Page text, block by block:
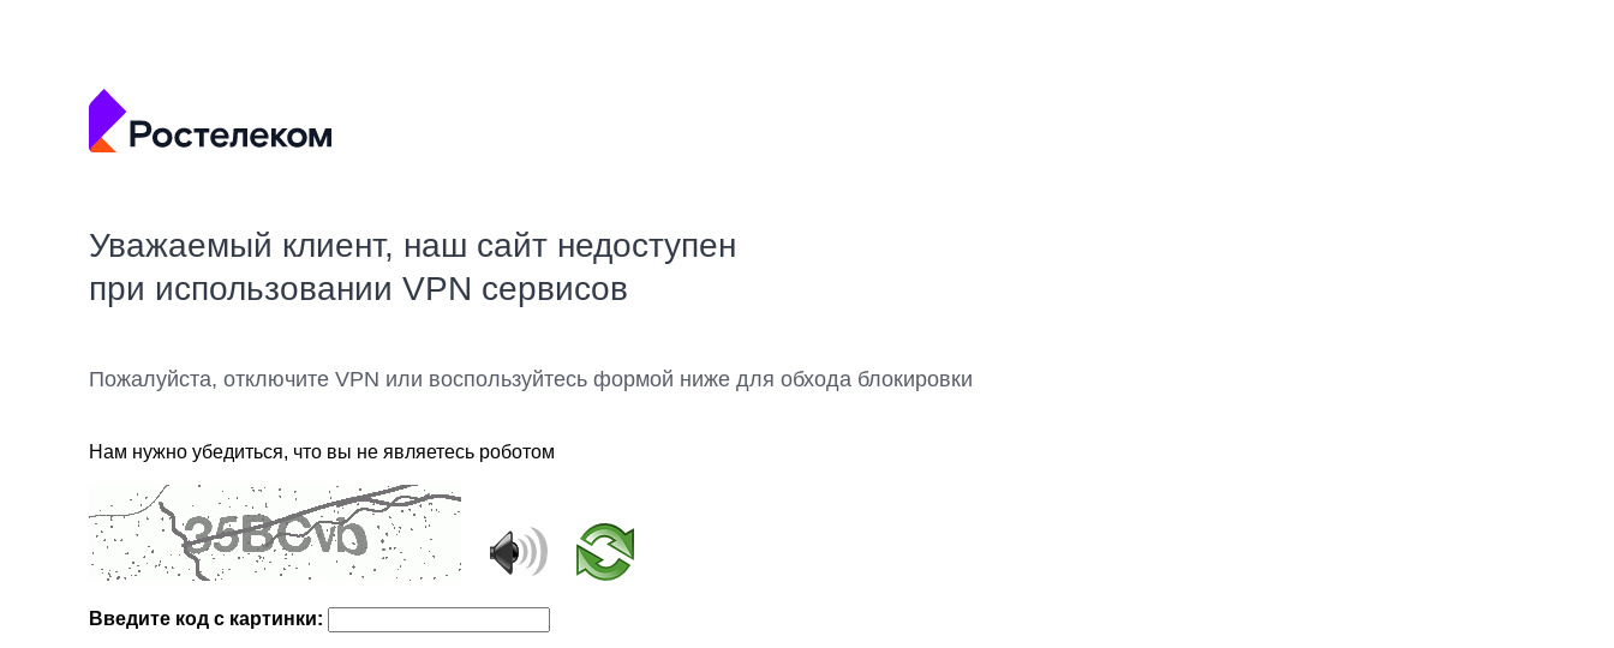
Уважаемый клиент, наш сайт недоступен
при использовании VPN сервисов
Пожалуйста, отключите VPN или воспользуйтесь формой ниже для обхода блокировки
Нам нужно убедиться, что вы не являетесь роботом
Введите код с картинки: